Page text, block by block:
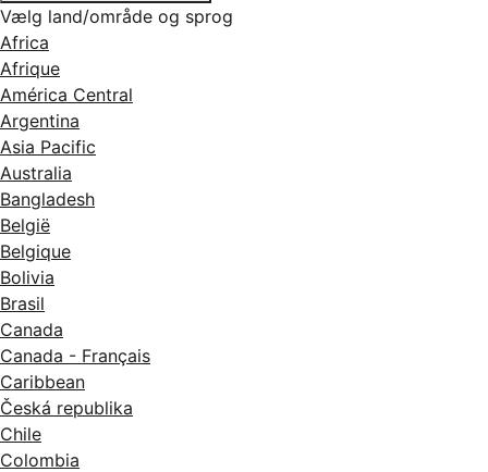
Vælg land/område og sprog
Africa
Afrique
América Central
Argentina
Asia Pacific
Australia
Bangladesh
België
Belgique
Bolivia
Brasil
Canada
Canada - Français
Caribbean
Česká republika
Chile
Colombia